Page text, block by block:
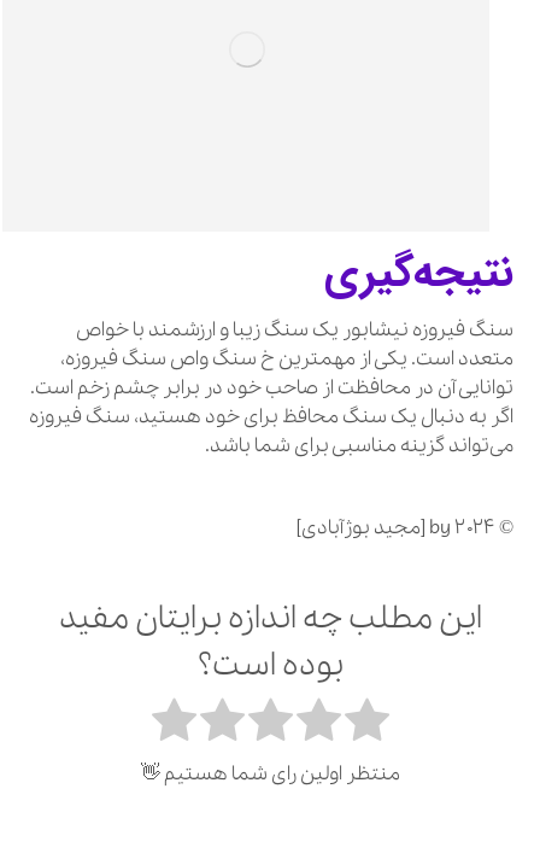
نتیجه‌گیری
سنگ فیروزه نیشابور یک سنگ زیبا و ارزشمند با خواص
متعدد است. یکی از مهمترین خ سنگ واص سنگ فیروزه،
توانایی آن در محافظت از صاحب خود در برابر چشم زخم است.
اگر به دنبال یک سنگ محافظ برای خود هستید، سنگ فیروزه
می‌تواند گزینه مناسبی برای شما باشد.
© 2024 by [مجید بوژآبادی]
این مطلب چه اندازه برایتان مفید
بوده است؟
منتظر اولین رای شما هستیم 👋